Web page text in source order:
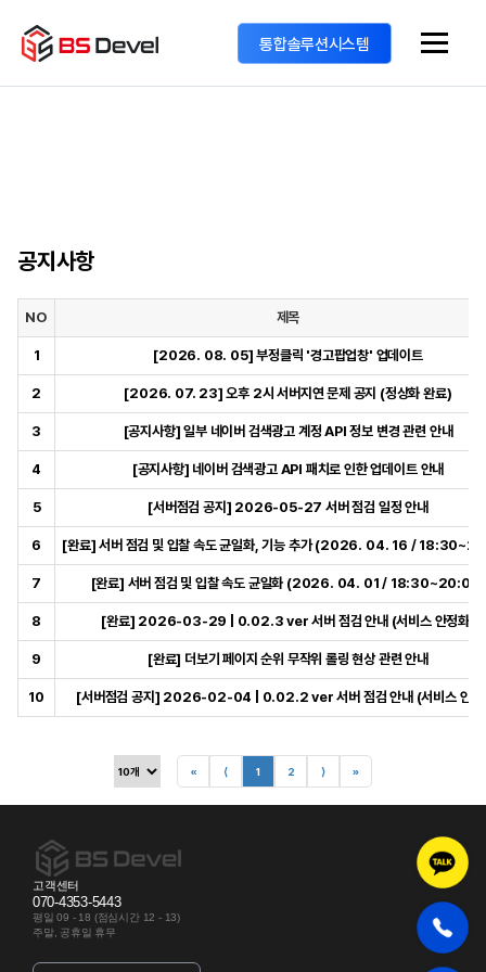
통합솔루션시스템
공지사항
NO 제목
1 [2026. 08. 05] 부정클릭 '경고팝업창' 업데이트
2 [2026. 07. 23] 오후 2시 서버지연 문제 공지 (정상화 완료)
3 [공지사항] 일부 네이버 검색광고 계정 API 정보 변경 관련 안내
4 [공지사항] 네이버 검색광고 API 패치로 인한 업데이트 안내
5 [서버점검 공지] 2026-05-27 서버 점검 일정 안내
6 [완료] 서버 점검 및 입찰 속도 균일화, 기능 추가 (2026. 04. 16 /
7 [완료] 서버 점검 및 입찰 속도 균일화 (2026. 04. 01 / 18:30~20:00)
8 [완료] 2026-03-29 | 0.02.3 ver 서버 점검 안내 (서비스 안정화)
9 [완료] 더보기 페이지 순위 무작위 롤링 현상 관련 안내
10 [서버점검 공지] 2026-02-04 | 0.02.2 ver 서버 점검 안내 (서비스 안정
« ⟨ 1 2 ⟩ »
고객센터
070-4353-5443
평일 09 - 18 (점심시간 12 - 13)
주말, 공휴일 휴무